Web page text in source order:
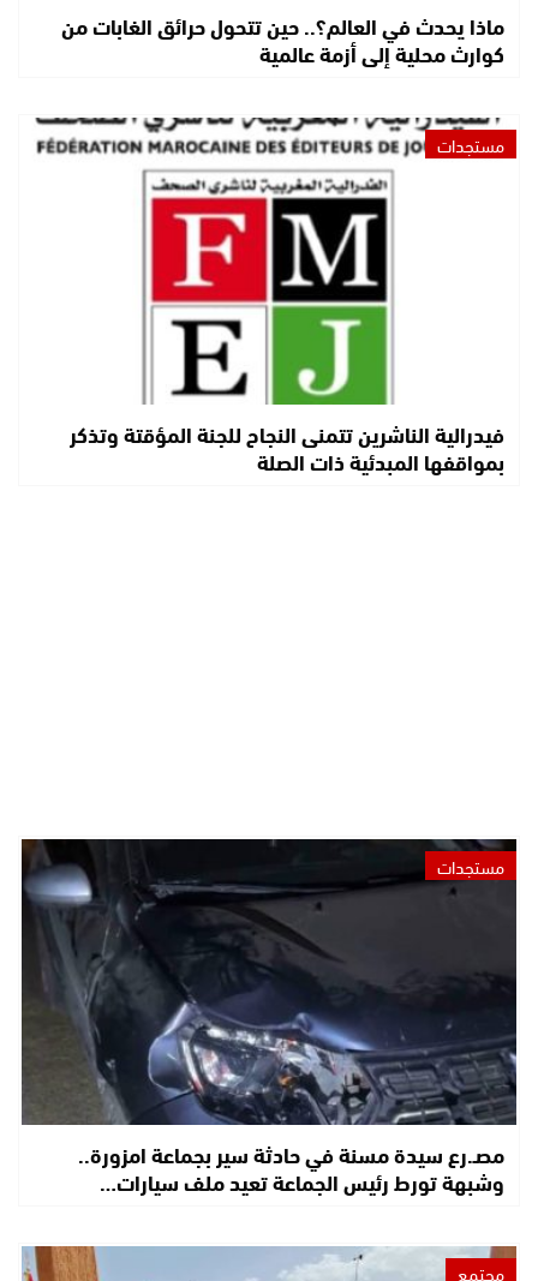
ماذا يحدث في العالم؟.. حين تتحول حرائق الغابات من
كوارث محلية إلى أزمة عالمية
مستجدات
فيدرالية الناشرين تتمنى النجاح للجنة المؤقتة وتذكر
بمواقفها المبدئية ذات الصلة
مستجدات
مصـ.رع سيدة مسنة في حادثة سير بجماعة امزورة..
وشبهة تورط رئيس الجماعة تعيد ملف سيارات…
مجتمع